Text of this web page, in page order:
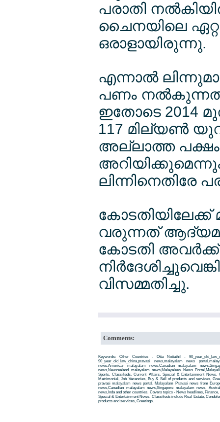
പരാതി
ചൈനയിലെ
ഒരാളായിരുന്നു.
എന്നാല്‍
പണം
ഇതോടെ 2014
117 മില്യണ്‍
അല്ലാത്ത
ലിന്നിനെതിരേ
വരുന്നത്
കോടതി
വിസമ്മതിച്ചു.
Comments:
Keywords: Other Countries - Otta Nottathil -
90_year_old_law_china,pravasi news,malayalam news
news,American malayalam news,Canadian malayalam
news,Newzealand malayalam news,Malayalees News
Sports, Classifieds, Current Affairs, Special & Entertainment News.
Matrimonial, Job Vacancies, Buy & Sell of products and services,
pravasi malayalam news portal. Malayalam Pravasi news from
news,Canadian malayalam news,Singapore malayalam news,
news,Inda and other countries. Covers topics - News headlines,
Special & Entertainment News. Classifieds include Real Estate,
products and services, Greetings.